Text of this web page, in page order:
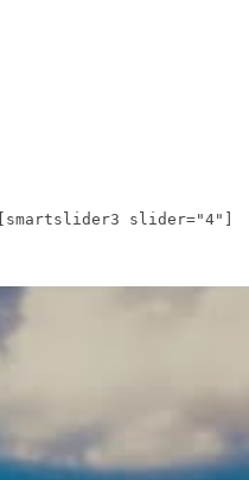
[smartslider3 slider="4"]